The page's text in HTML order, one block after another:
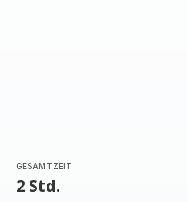
GESAMTZEIT
2 Std.